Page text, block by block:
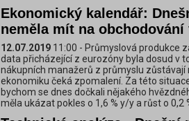
Ekonomický kalendář:
neměla mít na
12.07.2019 11:00 - Průmyslová produkce
data přicházející z eurozóny byla dosud v
nákupních manažerů z průmyslu zůstávají
ekonomiku čeká zpomalení. Za této
bychom se dnes dočkali nějakého
měla ukázat pokles o 1,6 % y/y a růst o 0,2